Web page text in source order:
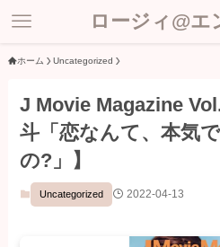
ロージィ@エ
ホーム Uncategorized
J Movie Magazine
斗「恋なんて、本気
の?」】
Uncategorized 2022-04-13